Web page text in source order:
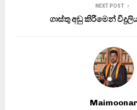
NEXT POST
ගාස්තු අඩු කිරීමෙන්
Maimoonar